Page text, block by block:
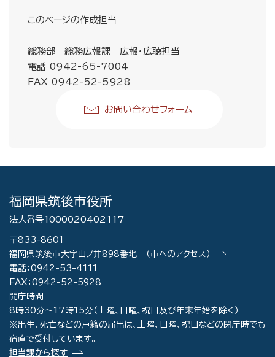
このページの作成担当
総務部 総務広報課 広報・広聴担当
電話 0942-65-7004
FAX 0942-52-5928
お問い合わせフォーム
福岡県筑後市役所
法人番号1000020402117
〒833-8601
福岡県筑後市大字山ノ井898番地
（市へのアクセス）
電話：0942-53-4111
FAX：0942-52-5928
開庁時間
8時30分～17時15分（土曜、日曜、祝日及び年末年始を除く）
※出生、死亡などの戸籍の届出は、土曜、日曜、祝日などの閉庁時でも
宿直で受付しています。
担当課から探す